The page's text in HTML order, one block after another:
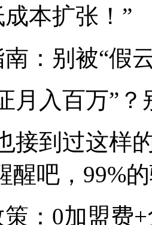
本扩张！”
：别被“假
月入百万”
接到过这样
醒吧，99%
策：0加盟费